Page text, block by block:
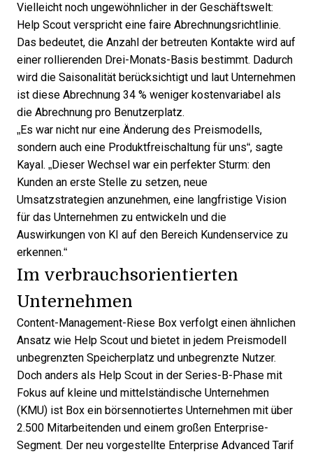
Vielleicht noch ungewöhnlicher in der Geschäftswelt:
Help Scout verspricht eine faire Abrechnungsrichtlinie.
Das bedeutet, die Anzahl der betreuten Kontakte wird auf
einer rollierenden Drei-Monats-Basis bestimmt. Dadurch
wird die Saisonalität berücksichtigt und laut Unternehmen
ist diese Abrechnung 34 % weniger kostenvariabel als
die Abrechnung pro Benutzerplatz.
„Es war nicht nur eine Änderung des Preismodells,
sondern auch eine Produktfreischaltung für uns“, sagte
Kayal. „Dieser Wechsel war ein perfekter Sturm: den
Kunden an erste Stelle zu setzen, neue
Umsatzstrategien anzunehmen, eine langfristige Vision
für das Unternehmen zu entwickeln und die
Auswirkungen von KI auf den Bereich Kundenservice zu
erkennen.“
Im verbrauchsorientierten
Unternehmen
Content-Management-Riese Box verfolgt einen ähnlichen
Ansatz wie Help Scout und bietet in jedem Preismodell
unbegrenzten Speicherplatz und unbegrenzte Nutzer.
Doch anders als Help Scout in der Series-B-Phase mit
Fokus auf kleine und mittelständische Unternehmen
(KMU) ist Box ein börsennotiertes Unternehmen mit über
2.500 Mitarbeitenden und einem großen Enterprise-
Segment. Der neu vorgestellte Enterprise Advanced Tarif